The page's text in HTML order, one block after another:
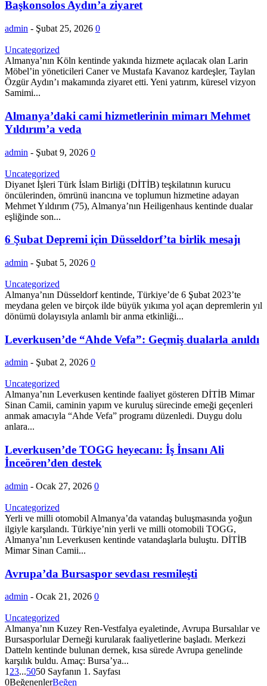
Başkonsolos Aydın’a ziyaret
admin - Şubat 25, 2026 0
Uncategorized
Almanya’nın Köln kentinde yakında hizmete açılacak olan Larin
Möbel’in yöneticileri Caner ve Mustafa Kavanoz kardeşler, Taylan
Özgür Aydın’ı makamında ziyaret etti. Yeni yatırım, küresel vizyon
Samimi...
Almanya’daki cami hizmetlerinin mimarı Mehmet
Yıldırım’a veda
admin - Şubat 9, 2026 0
Uncategorized
Diyanet İşleri Türk İslam Birliği (DİTİB) teşkilatının kurucu
öncülerinden, ömrünü inancına ve toplumun hizmetine adayan
Mehmet Yıldırım (75), Almanya’nın Heiligenhaus kentinde dualar
eşliğinde son...
6 Şubat Depremi için Düsseldorf’ta birlik mesajı
admin - Şubat 5, 2026 0
Uncategorized
Almanya’nın Düsseldorf kentinde, Türkiye’de 6 Şubat 2023’te
meydana gelen ve birçok ilde büyük yıkıma yol açan depremlerin yıl
dönümü dolayısıyla anlamlı bir anma etkinliği...
Leverkusen’de “Ahde Vefa”: Geçmiş dualarla anıldı
admin - Şubat 2, 2026 0
Uncategorized
Almanya’nın Leverkusen kentinde faaliyet gösteren DİTİB Mimar
Sinan Camii, caminin yapım ve kuruluş sürecinde emeği geçenleri
anmak amacıyla “Ahde Vefa” programı düzenledi. Duygu dolu
anlara...
Leverkusen’de TOGG heyecanı: İş İnsanı Ali
İnceören’den destek
admin - Ocak 27, 2026 0
Uncategorized
Yerli ve milli otomobil Almanya’da vatandaş buluşmasında yoğun
ilgiyle karşılandı. Türkiye’nin yerli ve milli otomobili TOGG,
Almanya’nın Leverkusen kentinde vatandaşlarla buluştu. DİTİB
Mimar Sinan Camii...
Avrupa’da Bursaspor sevdası resmileşti
admin - Ocak 21, 2026 0
Uncategorized
Almanya’nın Kuzey Ren-Vestfalya eyaletinde, Avrupa Bursalılar ve
Bursasporlular Derneği kurularak faaliyetlerine başladı. Merkezi
Datteln kentinde bulunan dernek, kısa sürede Avrupa genelinde
karşılık buldu. Amaç: Bursa’ya...
1 23...5050 Sayfanın 1. Sayfası
0BeğenenlerBeğen